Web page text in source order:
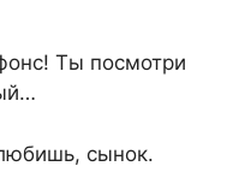
Ты посмотри
сынок.